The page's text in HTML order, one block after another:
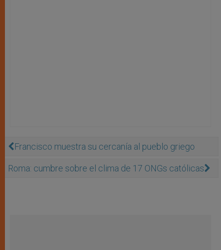
Francisco muestra su cercanía al pueblo griego
Roma: cumbre sobre el clima de 17 ONGs católicas